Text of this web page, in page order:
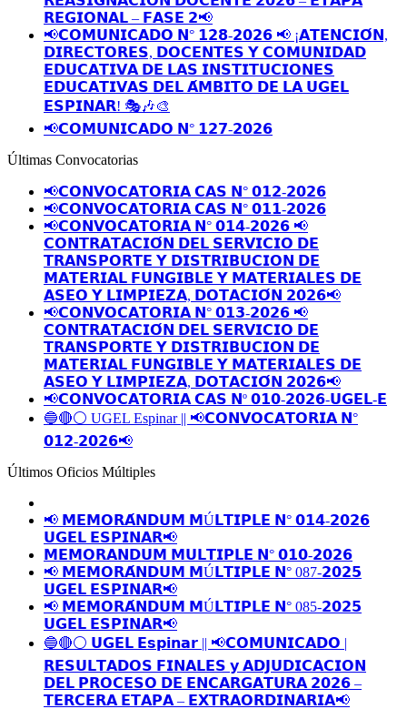
𝗥𝗘𝗚𝗜𝗢𝗡𝗔𝗟 – 𝗙𝗔𝗦𝗘 𝟮📢
📢𝗖𝗢𝗠𝗨𝗡𝗜𝗖𝗔𝗗𝗢 𝗡° 𝟭𝟮𝟴-𝟮𝟬𝟮𝟲 📢 ¡𝗔𝗧𝗘𝗡𝗖𝗜𝗢́𝗡,
𝗗𝗜𝗥𝗘𝗖𝗧𝗢𝗥𝗘𝗦, 𝗗𝗢𝗖𝗘𝗡𝗧𝗘𝗦 𝗬 𝗖𝗢𝗠𝗨𝗡𝗜𝗗𝗔𝗗
𝗘𝗗𝗨𝗖𝗔𝗧𝗜𝗩𝗔 𝗗𝗘 𝗟𝗔𝗦 𝗜𝗡𝗦𝗧𝗜𝗧𝗨𝗖𝗜𝗢𝗡𝗘𝗦
𝗘𝗗𝗨𝗖𝗔𝗧𝗜𝗩𝗔𝗦 𝗗𝗘𝗟 𝗔́𝗠𝗕𝗜𝗧𝗢 𝗗𝗘 𝗟𝗔 𝗨𝗚𝗘𝗟
𝗘𝗦𝗣𝗜𝗡𝗔𝗥! 🎭🎶🎨
📢𝗖𝗢𝗠𝗨𝗡𝗜𝗖𝗔𝗗𝗢 𝗡° 𝟭𝟮𝟳-𝟮𝟬𝟮𝟲
Últimas Convocatorias
📢𝗖𝗢𝗡𝗩𝗢𝗖𝗔𝗧𝗢𝗥𝗜𝗔 𝗖𝗔𝗦 𝗡° 𝟬𝟭𝟮-𝟮𝟬𝟮𝟲
📢𝗖𝗢𝗡𝗩𝗢𝗖𝗔𝗧𝗢𝗥𝗜𝗔 𝗖𝗔𝗦 𝗡° 𝟬𝟭𝟭-𝟮𝟬𝟮𝟲
📢𝗖𝗢𝗡𝗩𝗢𝗖𝗔𝗧𝗢𝗥𝗜𝗔 𝗡° 𝟬𝟭𝟰-𝟮𝟬𝟮𝟲 📢
𝗖𝗢𝗡𝗧𝗥𝗔𝗧𝗔𝗖𝗜𝗢́𝗡 𝗗𝗘𝗟 𝗦𝗘𝗥𝗩𝗜𝗖𝗜𝗢 𝗗𝗘
𝗧𝗥𝗔𝗡𝗦𝗣𝗢𝗥𝗧𝗘 𝗬 𝗗𝗜𝗦𝗧𝗥𝗜𝗕𝗨𝗖𝗜𝗢𝗡 𝗗𝗘
𝗠𝗔𝗧𝗘𝗥𝗜𝗔𝗟 𝗙𝗨𝗡𝗚𝗜𝗕𝗟𝗘 𝗬 𝗠𝗔𝗧𝗘𝗥𝗜𝗔𝗟𝗘𝗦 𝗗𝗘
𝗔𝗦𝗘𝗢 𝗬 𝗟𝗜𝗠𝗣𝗜𝗘𝗭𝗔, 𝗗𝗢𝗧𝗔𝗖𝗜𝗢́𝗡 𝟮𝟬𝟮𝟲📢
📢𝗖𝗢𝗡𝗩𝗢𝗖𝗔𝗧𝗢𝗥𝗜𝗔 𝗡° 𝟬𝟭𝟯-𝟮𝟬𝟮𝟲 📢
𝗖𝗢𝗡𝗧𝗥𝗔𝗧𝗔𝗖𝗜𝗢́𝗡 𝗗𝗘𝗟 𝗦𝗘𝗥𝗩𝗜𝗖𝗜𝗢 𝗗𝗘
𝗧𝗥𝗔𝗡𝗦𝗣𝗢𝗥𝗧𝗘 𝗬 𝗗𝗜𝗦𝗧𝗥𝗜𝗕𝗨𝗖𝗜𝗢𝗡 𝗗𝗘
𝗠𝗔𝗧𝗘𝗥𝗜𝗔𝗟 𝗙𝗨𝗡𝗚𝗜𝗕𝗟𝗘 𝗬 𝗠𝗔𝗧𝗘𝗥𝗜𝗔𝗟𝗘𝗦 𝗗𝗘
𝗔𝗦𝗘𝗢 𝗬 𝗟𝗜𝗠𝗣𝗜𝗘𝗭𝗔, 𝗗𝗢𝗧𝗔𝗖𝗜𝗢́𝗡 𝟮𝟬𝟮𝟲📢
📢𝗖𝗢𝗡𝗩𝗢𝗖𝗔𝗧𝗢𝗥𝗜𝗔 𝗖𝗔𝗦 𝗡º 𝟬𝟭𝟬-𝟮𝟬𝟮𝟲-𝗨𝗚𝗘𝗟-𝗘
🔵🔴⚪️ UGEL Espinar || 📢𝗖𝗢𝗡𝗩𝗢𝗖𝗔𝗧𝗢𝗥𝗜𝗔 𝗡°
𝟬𝟭𝟮-𝟮𝟬𝟮𝟲📢
Últimos Oficios Múltiples
📢 𝗠𝗘𝗠𝗢𝗥𝗔́𝗡𝗗𝗨𝗠 𝗠Ú𝗟𝗧𝗜𝗣𝗟𝗘 𝗡° 𝟬𝟭𝟰-𝟮𝟬𝟮𝟲
𝗨𝗚𝗘𝗟 𝗘𝗦𝗣𝗜𝗡𝗔𝗥📢
𝗠𝗘𝗠𝗢𝗥𝗔𝗡𝗗𝗨𝗠 𝗠𝗨𝗟𝗧𝗜𝗣𝗟𝗘 𝗡° 𝟬𝟭𝟬-𝟮𝟬𝟮𝟲
📢 𝗠𝗘𝗠𝗢𝗥𝗔́𝗡𝗗𝗨𝗠 𝗠Ú𝗟𝗧𝗜𝗣𝗟𝗘 𝗡° 087-𝟮𝟬𝟮𝟱
𝗨𝗚𝗘𝗟 𝗘𝗦𝗣𝗜𝗡𝗔𝗥📢
📢 𝗠𝗘𝗠𝗢𝗥𝗔́𝗡𝗗𝗨𝗠 𝗠Ú𝗟𝗧𝗜𝗣𝗟𝗘 𝗡° 085-𝟮𝟬𝟮𝟱
𝗨𝗚𝗘𝗟 𝗘𝗦𝗣𝗜𝗡𝗔𝗥📢
🔵🔴⚪️ 𝗨𝗚𝗘𝗟 𝗘𝘀𝗽𝗶𝗻𝗮𝗿 || 📢𝗖𝗢𝗠𝗨𝗡𝗜𝗖𝗔𝗗𝗢 |
𝗥𝗘𝗦𝗨𝗟𝗧𝗔𝗗𝗢𝗦 𝗙𝗜𝗡𝗔𝗟𝗘𝗦 𝘆 𝗔𝗗𝗝𝗨𝗗𝗜𝗖𝗔𝗖𝗜𝗢𝗡
𝗗𝗘𝗟 𝗣𝗥𝗢𝗖𝗘𝗦𝗢 𝗗𝗘 𝗘𝗡𝗖𝗔𝗥𝗚𝗔𝗧𝗨𝗥𝗔 𝟮𝟬𝟮𝟲 –
𝗧𝗘𝗥𝗖𝗘𝗥𝗔 𝗘𝗧𝗔𝗣𝗔 – 𝗘𝗫𝗧𝗥𝗔𝗢𝗥𝗗𝗜𝗡𝗔𝗥𝗜𝗔📢